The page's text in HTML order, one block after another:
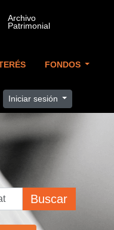
FONDOS
Iniciar sesión
Buscar